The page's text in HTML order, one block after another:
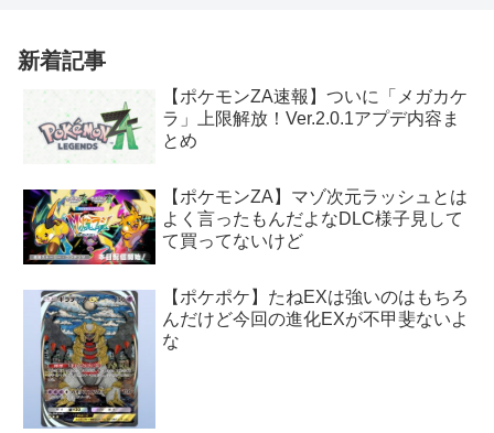
新着記事
【ポケモンZA速報】ついに「メガカケ
ラ」上限解放！Ver.2.0.1アプデ内容ま
とめ
【ポケモンZA】マゾ次元ラッシュとは
よく言ったもんだよなDLC様子見して
て買ってないけど
【ポケポケ】たねEXは強いのはもちろ
んだけど今回の進化EXが不甲斐ないよ
な